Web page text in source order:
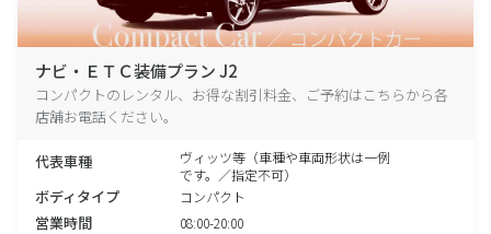
ナビ・ＥＴＣ装備プラン J2
コンパクトのレンタル、お得な割引料金、ご予約はこちらから各
店舗お電話ください。
代表車種
ヴィッツ等（車種や車両形状は一例
です。／指定不可）
ボディタイプ コンパクト
営業時間 08:00-20:00